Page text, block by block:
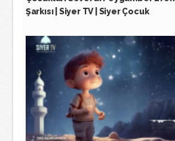
Şarkısı | Siyer TV | Siyer Çocuk